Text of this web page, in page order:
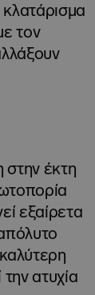
τον
στην έκτη
εξαίρετα
ατυχία